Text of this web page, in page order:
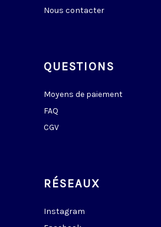
Nous contacter
QUESTIONS
Moyens de paiement
FAQ
CGV
RÉSEAUX
Instagram